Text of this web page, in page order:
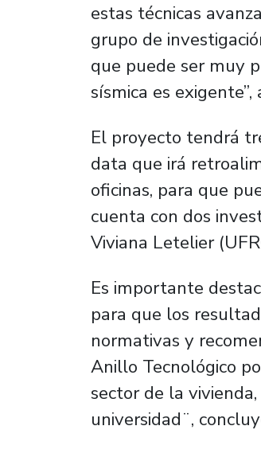
estas técnicas
grupo de
que puede ser muy
sísmica es
El proyecto tendrá
data que irá
oficinas, para que
cuenta con dos
Viviana Letelier
Es importante
para que los
normativas y
Anillo Tecnológico
sector de la
universidad¨,